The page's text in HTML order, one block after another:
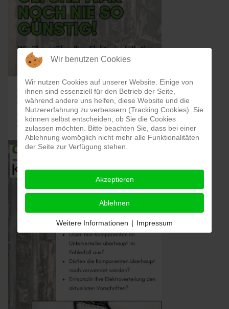
Wir benutzen Cookies
Wir nutzen Cookies auf unserer Website. Einige von
ihnen sind essenziell für den Betrieb der Seite,
während andere uns helfen, diese Website und die
Nutzererfahrung zu verbessern (Tracking Cookies). Sie
können selbst entscheiden, ob Sie die Cookies
zulassen möchten. Bitte beachten Sie, dass bei einer
Ablehnung womöglich nicht mehr alle Funktionalitäten
der Seite zur Verfügung stehen.
Akzeptieren
Ablehnen
Weitere Informationen | Impressum